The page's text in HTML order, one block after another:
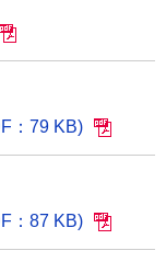
：79 KB)
：87 KB)